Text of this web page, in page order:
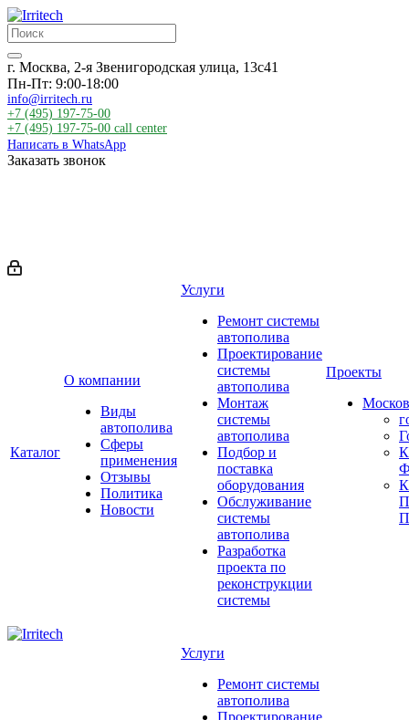
г. Москва, 2-я Звенигородская улица, 13с41
Пн-Пт: 9:00-18:00
info@irritech.ru
+7 (495) 197-75-00
+7 (495) 197-75-00 call center
Написать в WhatsApp
Заказать звонок
Каталог
О компании
Виды
автополива
Сферы
применения
Отзывы
Политика
Новости
Услуги
Ремонт системы
автополива
Проектирование
системы
автополива
Монтаж
системы
автополива
Подбор и
поставка
оборудования
Обслуживание
системы
автополива
Разработка
проекта по
реконструкции
системы
Проекты
Услуги
Ремонт системы
автополива
Проектирование